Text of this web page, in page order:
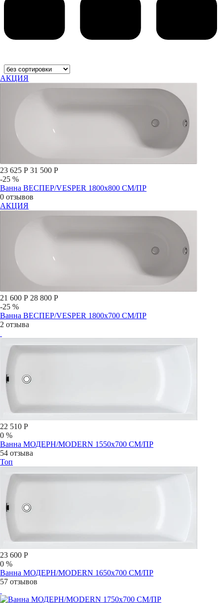
АКЦИЯ
23 625 Р 31 500 Р
-25 %
Ванна ВЕСПЕР/VESPER 1800х800 СМ/ПР
0 отзывов
АКЦИЯ
21 600 Р 28 800 Р
-25 %
Ванна ВЕСПЕР/VESPER 1800х700 СМ/ПР
2 отзыва
22 510 Р
0 %
Ванна МОДЕРН/MODERN 1550х700 СМ/ПР
54 отзыва
Топ
23 600 Р
0 %
Ванна МОДЕРН/MODERN 1650х700 СМ/ПР
57 отзывов